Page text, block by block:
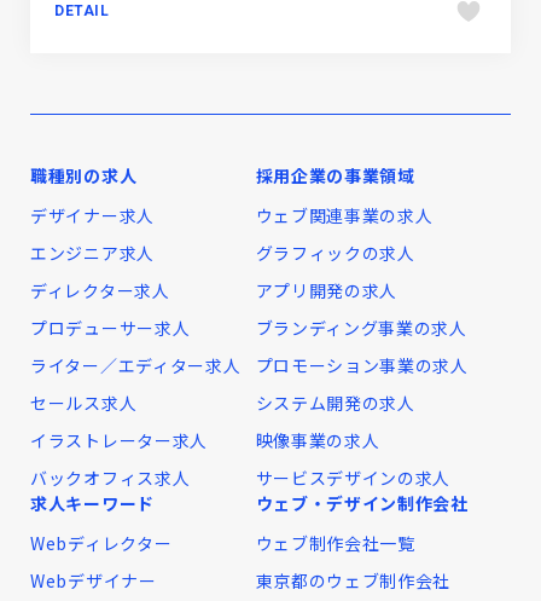
DETAIL
職種別の求人
デザイナー求人
エンジニア求人
ディレクター求人
プロデューサー求人
ライター／エディター求人
セールス求人
イラストレーター求人
バックオフィス求人
採用企業の事業領域
ウェブ関連事業の求人
グラフィックの求人
アプリ開発の求人
ブランディング事業の求人
プロモーション事業の求人
システム開発の求人
映像事業の求人
サービスデザインの求人
求人キーワード
Webディレクター
Webデザイナー
ウェブ・デザイン制作会社
ウェブ制作会社一覧
東京都のウェブ制作会社